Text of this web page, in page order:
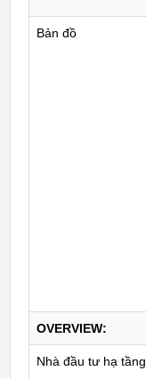
Bản đồ
OVERVIEW:
Nhà đầu tư hạ tầng